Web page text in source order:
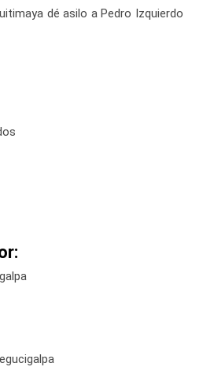
dé asilo a Pedro Izquierdo